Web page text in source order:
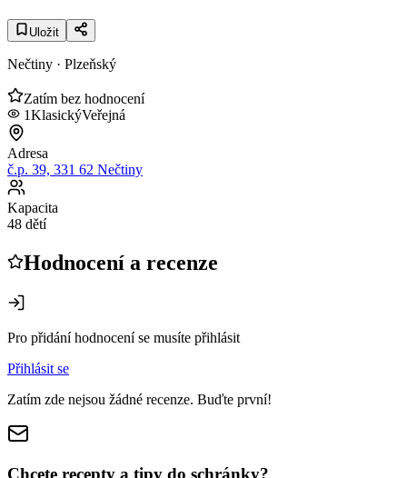
Uložit
Nečtiny · Plzeňský
Zatím bez hodnocení
1KlasickýVeřejná
Adresa
č.p. 39, 331 62 Nečtiny
Kapacita
48 dětí
Hodnocení a recenze
Pro přidání hodnocení se musíte přihlásit
Přihlásit se
Zatím zde nejsou žádné recenze. Buďte první!